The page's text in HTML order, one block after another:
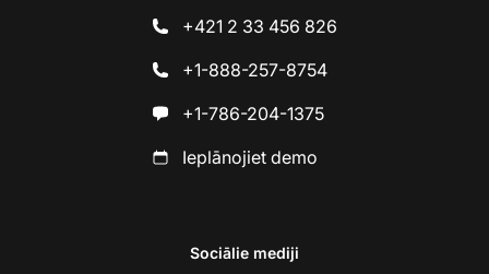
+421 2 33 456 826
+1-888-257-8754
+1-786-204-1375
Ieplānojiet demo
Sociālie mediji